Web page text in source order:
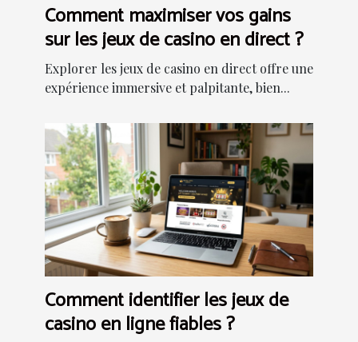
Comment maximiser vos gains
sur les jeux de casino en direct ?
Explorer les jeux de casino en direct offre une
expérience immersive et palpitante, bien...
Comment identifier les jeux de
casino en ligne fiables ?